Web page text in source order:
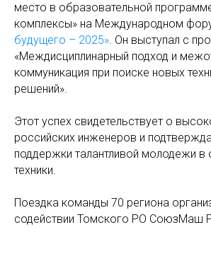
место в образовательной
комплексы» на Международном
будущего – 2025». Он выступал с
«Междисциплинарный подход и
коммуникация при поиске новых
решений».
Этот успех свидетельствует о
российских инженеров и
поддержки талантливой молодежи в
техники.
Поездка команды 70 региона
содействии Томского РО СоюзМаш